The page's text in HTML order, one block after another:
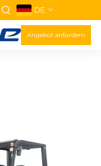
DE
Angebot anfordern